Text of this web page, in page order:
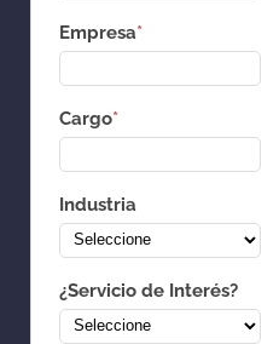
Empresa*
Cargo*
Industria
¿Servicio de Interés?